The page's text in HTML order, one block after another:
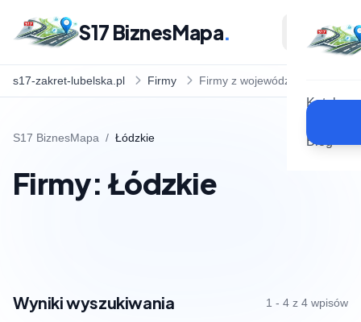
S17 BiznesMapa.
Katalog
Blog
s17-zakret-lubelska.pl Firmy Firmy z województwa
S17 BiznesMapa / Łódzkie
Firmy: Łódzkie
Wyniki wyszukiwania 1 - 4 z 4 wpisów